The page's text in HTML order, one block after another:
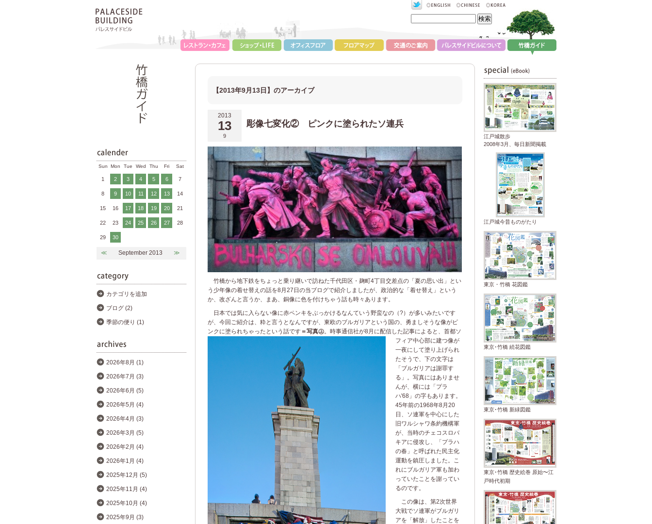
【2013年9月13日】のアーカイブ
2013
13
9
彫像七変化② ピンクに塗られたソ連兵
竹橋から地下鉄をちょっと乗り継いで訪ねた千代田区・麹町4丁目交差点の「夏の思い出」とい
う少年像の着せ替えの話を8月27日の当ブログで紹介しましたが、政治的な「着せ替え」という
か、改ざんと言うか、まあ、銅像に色を付けちゃう話も時々あります。
日本では気に入らない像に赤ペンキをぶっかけるなんていう野蛮なの（?）が多いみたいです
が、今回ご紹介は、粋と言うとなんですが、東欧のブルガリアという国の、勇ましそうな像がピ
ンクに塗られちゃったという 話です ＝写真㊤。時事通信社が8月に配信した記事によると、首都ソ
フィア中心部に建つ像が
一夜にして塗り上げられ
たそうで、下の文字は
「ブルガリアは謝罪す
る」。写真にはありませ
んが、横には「プラ
ハ'68」の字もあります。
45年前の1968年8月20
日、ソ連軍を中心にした
旧ワルシャワ条約機構軍
が、当時のチェコスロバ
キアに侵攻し、「プラハ
の春」と呼ばれた民主化
運動を鎮圧しました。こ
れにブルガリア軍も加わ
っていたことを謝ってい
るのです。
この像は、第2次世界
大戦でソ連軍がブルガリ
アを「解放」したことを
Sun Mon Tue Wed Thu Fri Sat
1 2 3 4 5 6 7
8 9 10 11 12 13 14
15 16 17 18 19 20 21
22 23 24 25 26 27 28
29 30
≪ September 2013 ≫
カテゴリを追加
ブログ (2)
季節の便り (1)
2026年8月 (1)
2026年7月 (3)
2026年6月 (5)
2026年5月 (4)
2026年4月 (3)
2026年3月 (5)
2026年2月 (4)
2026年1月 (4)
2025年12月 (5)
2025年11月 (4)
2025年10月 (4)
2025年9月 (3)
江戸城散歩
2008年3月、毎日新聞掲載
江戸城今昔ものがたり
東京・竹橋 花図鑑
東京･竹橋 続花図鑑
東京･竹橋 新緑図鑑
東京･竹橋 歴史絵巻 原始〜江
戸時代初期